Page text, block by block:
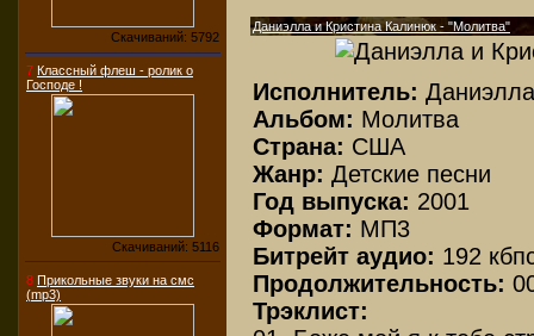
Скачиваний: 5792
7 Классный флеш - ролик о
Господе !
Скачиваний: 5116
8 Прикольные звуки на смс
(mp3)
Даниэлла и Кристина Калинюк - "Молитва"
Исполнитель:
Альбом: Молитва
Страна: США
Жанр: Детские песни
Год выпуска: 2001
Формат: МП3
Битрейт аудио: 192
Продолжительность:
Трэклист: